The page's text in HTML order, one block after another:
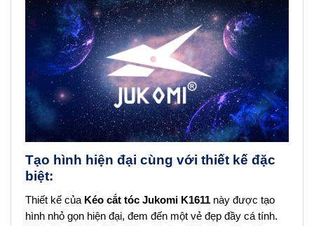
Tạo hình hiện đại cùng với thiết kế đặc
biệt:
Thiết kế của Kéo cắt tóc Jukomi K1611 này được tạo
hình nhỏ gọn hiện đại, đem đến một vẻ đẹp đầy cá tính.